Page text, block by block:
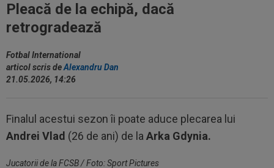
Pleacă de la echipă, dacă
retrogradează
Fotbal International
articol scris deAlexandru Dan
21.05.2026, 14:26
Finalul acestui sezon îi poate aduce plecarea lui
Andrei Vlad (26 de ani) de la Arka Gdynia.
Jucatorii de la FCSB / Foto: Sport Pictures